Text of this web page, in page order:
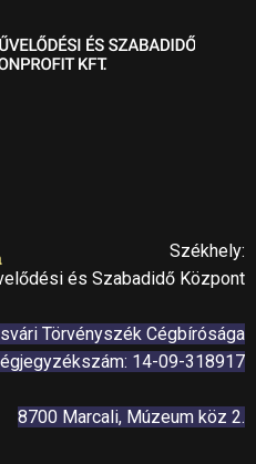
Székhely:
és Szabadidő Központ
Törvényszék Cégbírósága
14-09-318917
8700 Marcali, Múzeum köz 2.